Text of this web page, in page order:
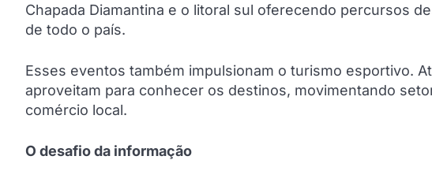
Chapada Diamantina e o litoral sul oferecendo percursos
de todo o país.
Esses eventos também impulsionam o turismo esportivo.
aproveitam para conhecer os destinos, movimentando
comércio local.
O desafio da informação